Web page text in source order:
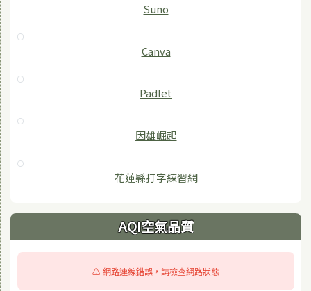
Suno
Canva
Padlet
因雄崛起
花蓮縣打字練習網
AQI空氣品質
⚠️ 網路連線錯誤，請檢查網路狀態